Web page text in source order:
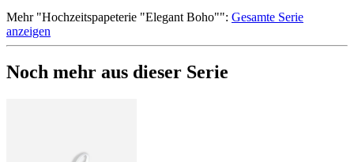
Mehr"Hochzeitspapeterie "Elegant Boho"": Gesamte Serie
anzeigen
Noch mehr aus dieser Serie